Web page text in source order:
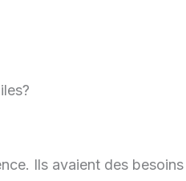
Ils avaient des